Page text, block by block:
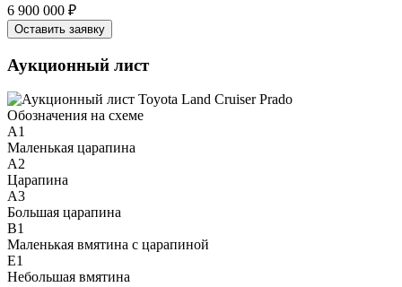
6 900 000 ₽
Оставить заявку
Аукционный лист
Обозначения на схеме
A1
Маленькая царапина
A2
Царапина
A3
Большая царапина
B1
Маленькая вмятина с царапиной
E1
Небольшая вмятина